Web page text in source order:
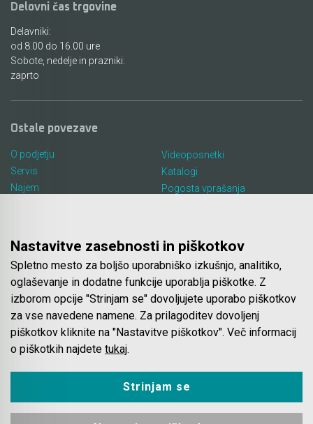
Delovni čas trgovine
Delavniki:
od 8.00 do 16.00 ure
Sobote, nedelje in prazniki:
zaprto
Ostale povezave
O podjetju
Servis
Najem
Videoposnetki
Katalogi
Pogosta vprašanja
Spletna trgovina
Pogoji poslovanja
Plačila
Odstop od nakupa
Dostava
Nastavitve zasebnosti in piškotkov
Spletno mesto za boljšo uporabniško izkušnjo, analitiko,
oglaševanje in dodatne funkcije uporablja piškotke. Z
izborom opcije "Strinjam se" dovoljujete uporabo piškotkov
za vse navedene namene. Za prilagoditev dovoljenj
piškotkov kliknite na "Nastavitve piškotkov". Več informacij
o piškotkih najdete tukaj.
Strinjam se